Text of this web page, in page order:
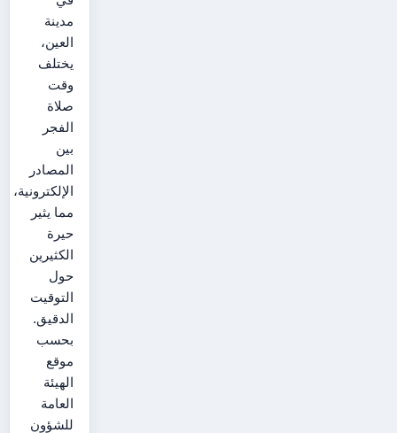
مدينة
العين،
يختلف
وقت
صلاة
الفجر
بين
المصادر
الإلكترونية،
مما يثير
حيرة
الكثيرين
حول
التوقيت
الدقيق.
بحسب
موقع
الهيئة
العامة
للشؤون